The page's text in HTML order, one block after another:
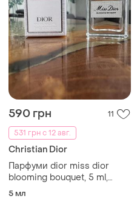
590 грн
11
531 грн с 12 авг.
Christian Dior
Парфуми dior miss dior
blooming bouquet, 5 ml,
оригінал
5 мл